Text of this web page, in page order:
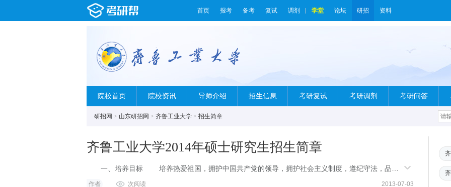
首页 报考 备考 复试 调剂 学堂 论坛 研招 资料
院校首页 院校资讯 导师介绍 招生信息 考研复试 考研调剂 考研问答
研招网 > 山东研招网 > 齐鲁工业大学 > 招生简章
齐鲁工业大学2014年硕士研究生招生简章
一、培养目标 培养热爱祖国，拥护中国共产党的领导，拥护社会主义制度，遵纪守法，品德
作者 次阅读 2013-07-03